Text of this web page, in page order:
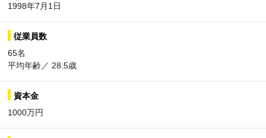
1998年7月1日
従業員数
65名
平均年齢／ 28.5歳
資本金
1000万円